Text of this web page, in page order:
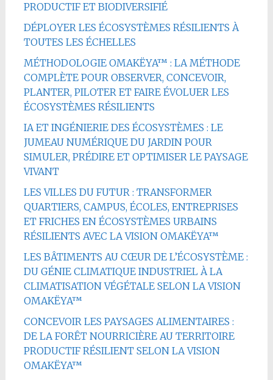
PRODUCTIF ET BIODIVERSIFIÉ
DÉPLOYER LES ÉCOSYSTÈMES RÉSILIENTS À
TOUTES LES ÉCHELLES
MÉTHODOLOGIE OMAKËYA™ : LA MÉTHODE
COMPLÈTE POUR OBSERVER, CONCEVOIR,
PLANTER, PILOTER ET FAIRE ÉVOLUER LES
ÉCOSYSTÈMES RÉSILIENTS
IA ET INGÉNIERIE DES ÉCOSYSTÈMES : LE
JUMEAU NUMÉRIQUE DU JARDIN POUR
SIMULER, PRÉDIRE ET OPTIMISER LE PAYSAGE
VIVANT
LES VILLES DU FUTUR : TRANSFORMER
QUARTIERS, CAMPUS, ÉCOLES, ENTREPRISES
ET FRICHES EN ÉCOSYSTÈMES URBAINS
RÉSILIENTS AVEC LA VISION OMAKËYA™
LES BÂTIMENTS AU CŒUR DE L’ÉCOSYSTÈME :
DU GÉNIE CLIMATIQUE INDUSTRIEL À LA
CLIMATISATION VÉGÉTALE SELON LA VISION
OMAKËYA™
CONCEVOIR LES PAYSAGES ALIMENTAIRES :
DE LA FORÊT NOURRICIÈRE AU TERRITOIRE
PRODUCTIF RÉSILIENT SELON LA VISION
OMAKËYA™